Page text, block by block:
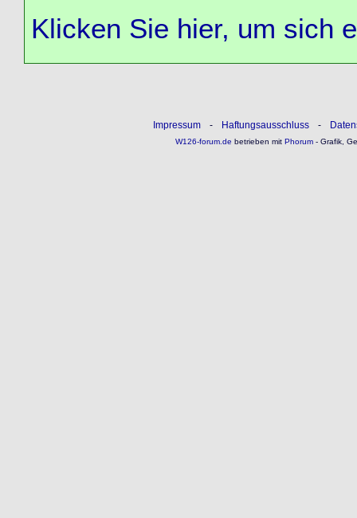
Klicken Sie hier, um sich
Impressum - Haftungsausschluss -
W126-forum.de betrieben mitPhorum- Grafik,